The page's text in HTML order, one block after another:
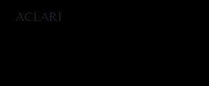
ACLARI